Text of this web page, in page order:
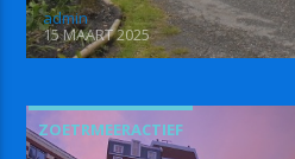
admin
15 MAART 2025
ZOETRMEERACTIEF